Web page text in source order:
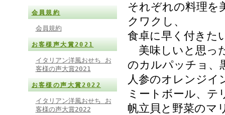
会員規約
会員規約
お客様声大賞2021
イタリアン洋風おせち お
客様の声大賞2021
お客様の声大賞2022
イタリアン洋風おせち お
客様の声大賞2022
それぞれの料理を
クワクし、
食卓に早く付きた
美味しいと思っ
のカルパッチョ、
人参のオレンジイ
ミートボール、テ
帆立貝と野菜のマ